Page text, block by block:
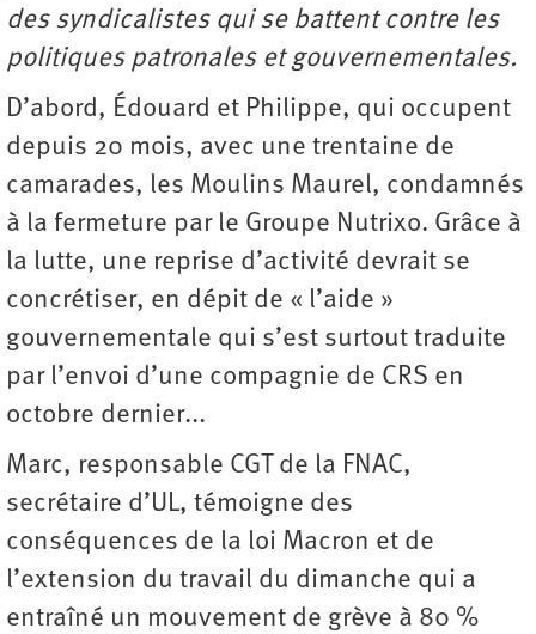
des syndicalistes qui se battent contre les
politiques patronales et gouvernementales.
D’abord, Édouard et Philippe, qui occupent
depuis 20 mois, avec une trentaine de
camarades, les Moulins Maurel, condamnés
à la fermeture par le Groupe Nutrixo. Grâce à
la lutte, une reprise d’activité devrait se
concrétiser, en dépit de « l’aide »
gouvernementale qui s’est surtout traduite
par l’envoi d’une compagnie de CRS en
octobre dernier...
Marc, responsable CGT de la FNAC,
secrétaire d’UL, témoigne des
conséquences de la loi Macron et de
l’extension du travail du dimanche qui a
entraîné un mouvement de grève à 80 %